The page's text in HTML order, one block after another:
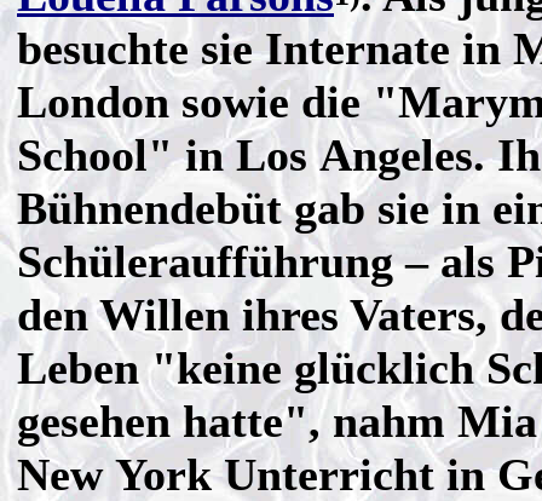
besuchte sie Internate in
London sowie die
School" in Los Angeles.
Bühnendebüt gab sie in
Schüleraufführung – als
den Willen ihres Vaters,
Leben "keine glücklich
gesehen hatte", nahm
New York Unterricht in